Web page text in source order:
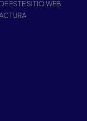
ESTE SITIO WEB